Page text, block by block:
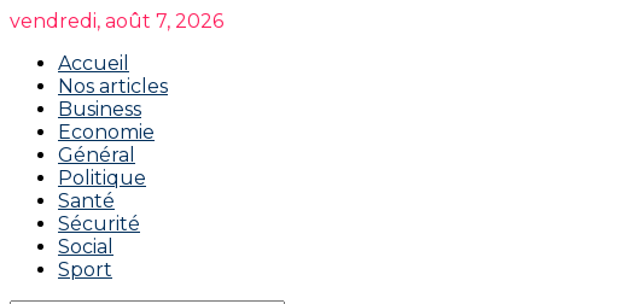
vendredi, août 7, 2026
Accueil
Nos articles
Business
Economie
Général
Politique
Santé
Sécurité
Social
Sport